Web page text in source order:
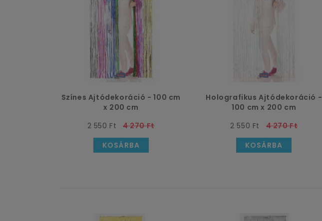
Színes Ajtódekoráció - 100 cm
x 200 cm
2 550 Ft
4 270 Ft
KOSÁRBA
Holografikus Ajtódekoráció -
100 cm x 200 cm
2 550 Ft
4 270 Ft
KOSÁRBA